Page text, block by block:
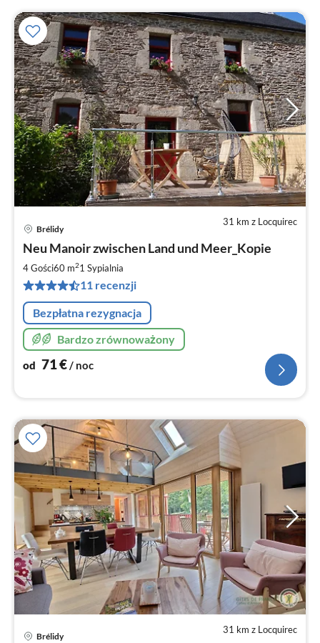
31 km z Locquirec
Brélidy
Neu Manoir zwischen Land und Meer_Kopie
4 Gości60 m21 Sypialnia
11 recenzji
Bezpłatna rezygnacja
Bardzo zrównoważony
od 71€/ noc
31 km z Locquirec
Brélidy